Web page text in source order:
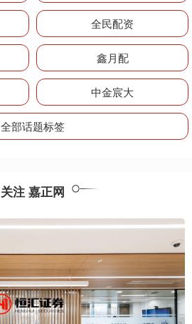
全民配资
鑫月配
中金宸大
全部话题标签
关注 嘉正网